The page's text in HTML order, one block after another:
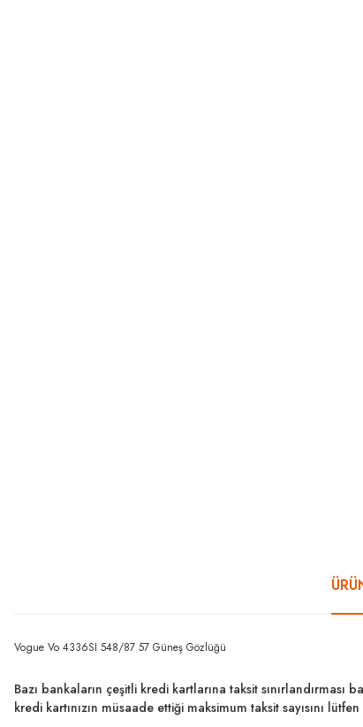
Vogue Vo 4336SI 548/87 57 Güneş Gözlüğü
Bazı bankaların çeşitli kredi kartlarına taksit
kredi kartınızın müsaade ettiği maksimum taksit sayısını